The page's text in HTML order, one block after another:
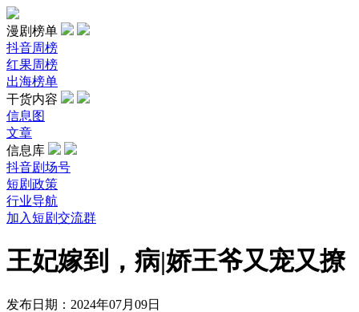
漫剧榜单
抖音周榜
红果周榜
出海榜单
干货内容
信息图
文章
信息库
抖音剧场号
短剧政策
行业导航
加入短剧交流群
王妃嫁到，病|娇王爷又宠又撩
发布日期：2024年07月09日